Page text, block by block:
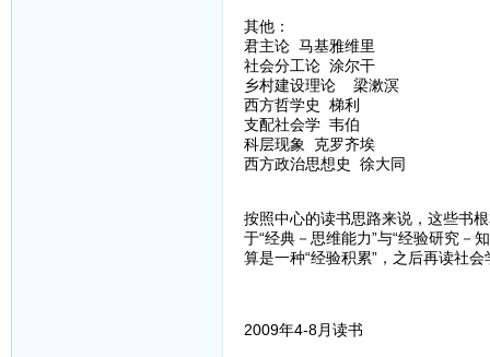
其他：
君主论 马基雅维里
社会分工论 涂尔干
乡村建设理论 梁漱溟
西方哲学史 梯利
支配社会学 韦伯
科层现象 克罗齐埃
西方政治思想史 徐大同
按照中心的读书思路来说，这些书
于“经典－思维能力”与“经验研究－
算是一种“经验积累”，之后再读社
2009年4-8月读书